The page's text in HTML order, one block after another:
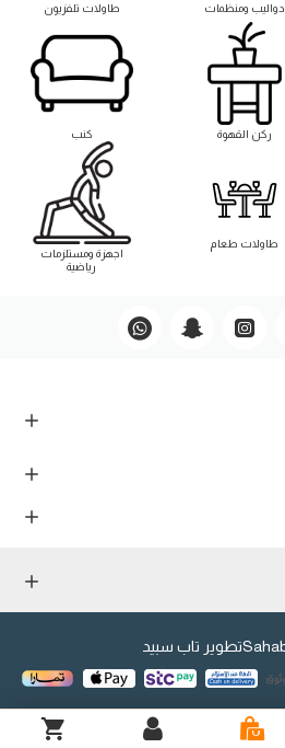
دواليب ومنظمات طاولات تلفزيون
ركن القهوة كنب
طاوﻻت طعام
اجهزة ومستلزمات
رياضية
تطوير تاب سبيد